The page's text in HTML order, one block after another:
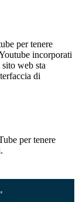
per tenere
incorporati
web sta
di
per tenere